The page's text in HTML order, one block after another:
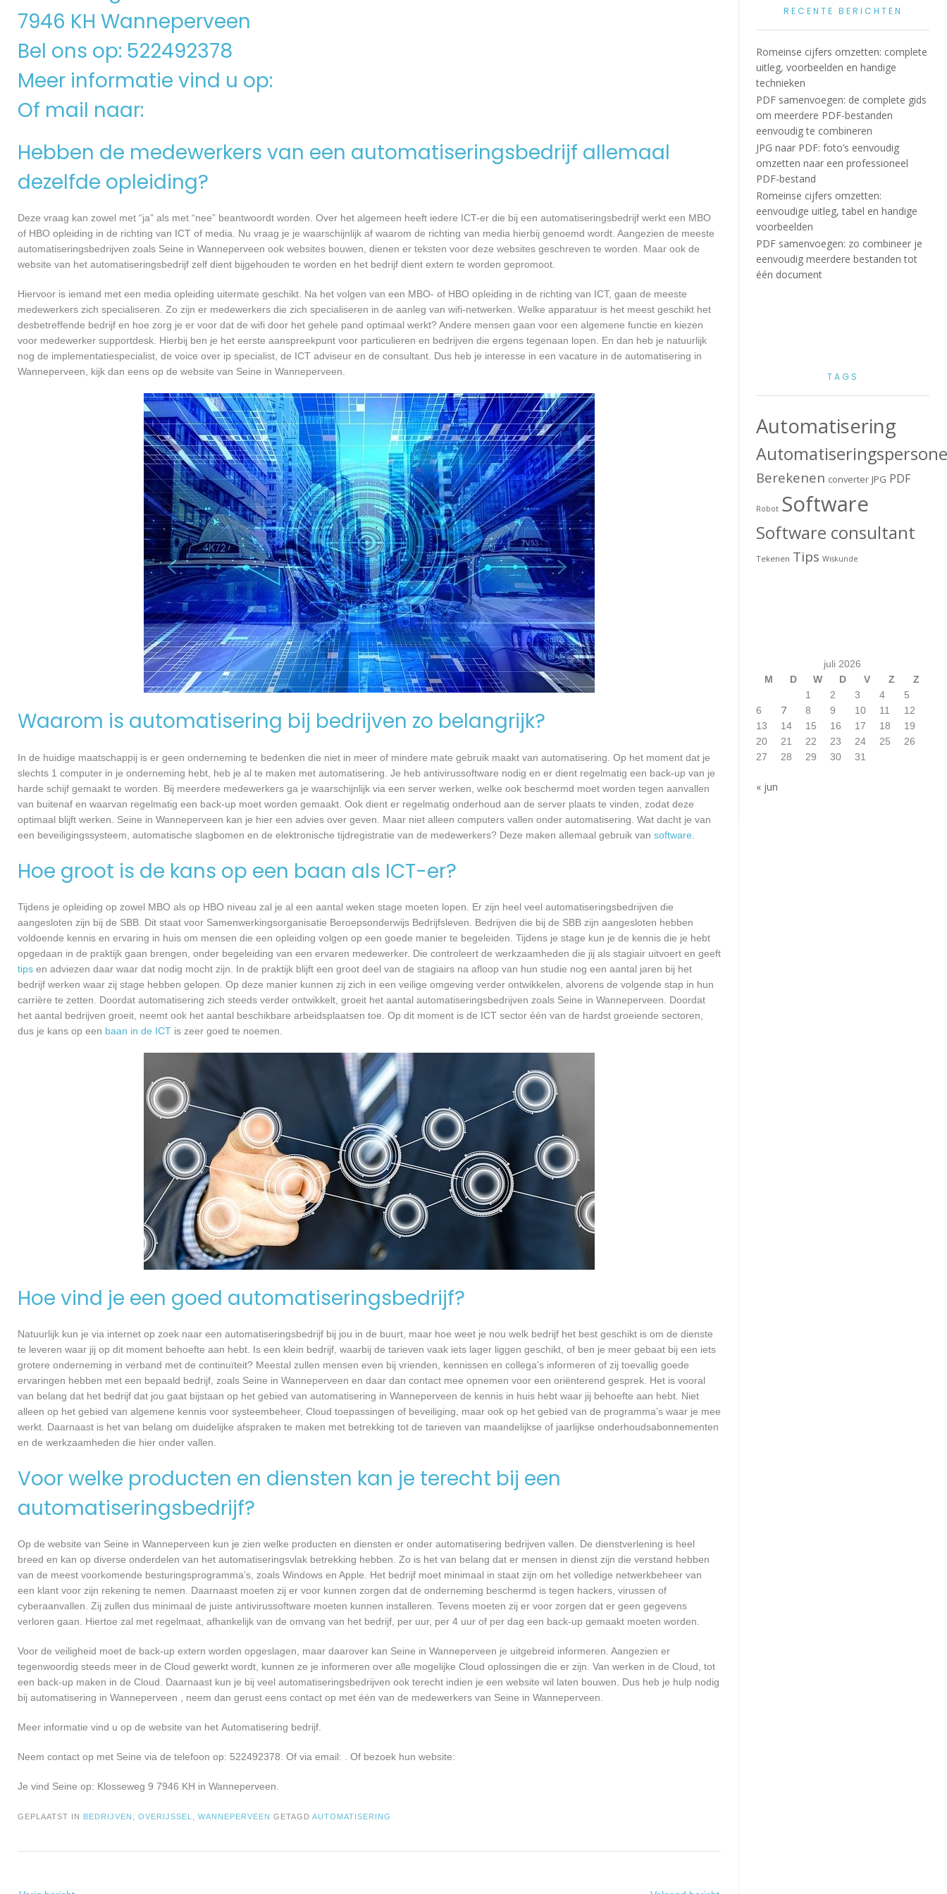
7946 KH Wanneperveen
Bel ons op: 522492378
Meer informatie vind u op:
Of mail naar:
Hebben de medewerkers van een automatiseringsbedrijf allemaal
dezelfde opleiding?
Deze vraag kan zowel met “ja” als met “nee” beantwoordt worden. Over het algemeen heeft iedere ICT-er die bij een automatiseringsbedrijf werkt een MBO
of HBO opleiding in de richting van ICT of media. Nu vraag je je waarschijnlijk af waarom de richting van media hierbij genoemd wordt. Aangezien de meeste
automatiseringsbedrijven zoals Seine in Wanneperveen ook websites bouwen, dienen er teksten voor deze websites geschreven te worden. Maar ook de
website van het automatiseringsbedrijf zelf dient bijgehouden te worden en het bedrijf dient extern te worden gepromoot.
Hiervoor is iemand met een media opleiding uitermate geschikt. Na het volgen van een MBO- of HBO opleiding in de richting van ICT, gaan de meeste
medewerkers zich specialiseren. Zo zijn er medewerkers die zich specialiseren in de aanleg van wifi-netwerken. Welke apparatuur is het meest geschikt het
desbetreffende bedrijf en hoe zorg je er voor dat de wifi door het gehele pand optimaal werkt? Andere mensen gaan voor een algemene functie en kiezen
voor medewerker supportdesk. Hierbij ben je het eerste aanspreekpunt voor particulieren en bedrijven die ergens tegenaan lopen. En dan heb je natuurlijk
nog de implementatiespecialist, de voice over ip specialist, de ICT adviseur en de consultant. Dus heb je interesse in een vacature in de automatisering in
Wanneperveen, kijk dan eens op de website van Seine in Wanneperveen.
Waarom is automatisering bij bedrijven zo belangrijk?
In de huidige maatschappij is er geen onderneming te bedenken die niet in meer of mindere mate gebruik maakt van automatisering. Op het moment dat je
slechts 1 computer in je onderneming hebt, heb je al te maken met automatisering. Je heb antivirussoftware nodig en er dient regelmatig een back-up van je
harde schijf gemaakt te worden. Bij meerdere medewerkers ga je waarschijnlijk via een server werken, welke ook beschermd moet worden tegen aanvallen
van buitenaf en waarvan regelmatig een back-up moet worden gemaakt. Ook dient er regelmatig onderhoud aan de server plaats te vinden, zodat deze
optimaal blijft werken. Seine in Wanneperveen kan je hier een advies over geven. Maar niet alleen computers vallen onder automatisering. Wat dacht je van
een beveiligingssysteem, automatische slagbomen en de elektronische tijdregistratie van de medewerkers? Deze maken allemaal gebruik van software
Hoe groot is de kans op een baan als ICT-er?
Tijdens je opleiding op zowel MBO als op HBO niveau zal je al een aantal weken stage moeten lopen. Er zijn heel veel automatiseringsbedrijven die
aangesloten zijn bij de SBB. Dit staat voor Samenwerkingsorganisatie Beroepsonderwijs Bedrijfsleven. Bedrijven die bij de SBB zijn aangesloten hebben
voldoende kennis en ervaring in huis om mensen die een opleiding volgen op een goede manier te begeleiden. Tijdens je stage kun je de kennis die je hebt
opgedaan in de praktijk gaan brengen, onder begeleiding van een ervaren medewerker. Die controleert de werkzaamheden die jij als stagiair uitvoert en geeft
tips en adviezen daar waar dat nodig mocht zijn. In de praktijk blijft een groot deel van de stagiairs na afloop van hun studie nog een aantal jaren bij het
bedrijf werken waar zij stage hebben gelopen. Op deze manier kunnen zij zich in een veilige omgeving verder ontwikkelen, alvorens de volgende stap in hun
carrière te zetten. Doordat automatisering zich steeds verder ontwikkelt, groeit het aantal automatiseringsbedrijven zoals Seine in Wanneperveen. Doordat
het aantal bedrijven groeit, neemt ook het aantal beschikbare arbeidsplaatsen toe. Op dit moment is de ICT sector één van de hardst groeiende sectoren,
dus je kans op een baan in de ICT is zeer goed te noemen.
Hoe vind je een goed automatiseringsbedrijf?
Natuurlijk kun je via internet op zoek naar een automatiseringsbedrijf bij jou in de buurt, maar hoe weet je nou welk bedrijf het best geschikt is om de dienste
te leveren waar jij op dit moment behoefte aan hebt. Is een klein bedrijf, waarbij de tarieven vaak iets lager liggen geschikt, of ben je meer gebaat bij een iets
grotere onderneming in verband met de continuïteit? Meestal zullen mensen even bij vrienden, kennissen en collega’s informeren of zij toevallig goede
ervaringen hebben met een bepaald bedrijf, zoals Seine in Wanneperveen en daar dan contact mee opnemen voor een oriënterend gesprek. Het is vooral
van belang dat het bedrijf dat jou gaat bijstaan op het gebied van automatisering in Wanneperveen de kennis in huis hebt waar jij behoefte aan hebt. Niet
alleen op het gebied van algemene kennis voor systeembeheer, Cloud toepassingen of beveiliging, maar ook op het gebied van de programma’s waar je mee
werkt. Daarnaast is het van belang om duidelijke afspraken te maken met betrekking tot de tarieven van maandelijkse of jaarlijkse onderhoudsabonnementen
en de werkzaamheden die hier onder vallen.
Voor welke producten en diensten kan je terecht bij een
automatiseringsbedrijf?
Op de website van Seine in Wanneperveen kun je zien welke producten en diensten er onder automatisering bedrijven vallen. De dienstverlening is heel
breed en kan op diverse onderdelen van het automatiseringsvlak betrekking hebben. Zo is het van belang dat er mensen in dienst zijn die verstand hebben
van de meest voorkomende besturingsprogramma’s, zoals Windows en Apple. Het bedrijf moet minimaal in staat zijn om het volledige netwerkbeheer van
een klant voor zijn rekening te nemen. Daarnaast moeten zij er voor kunnen zorgen dat de onderneming beschermd is tegen hackers, virussen of
cyberaanvallen. Zij zullen dus minimaal de juiste antivirussoftware moeten kunnen installeren. Tevens moeten zij er voor zorgen dat er geen gegevens
verloren gaan. Hiertoe zal met regelmaat, afhankelijk van de omvang van het bedrijf, per uur, per 4 uur of per dag een back-up gemaakt moeten worden.
Voor de veiligheid moet de back-up extern worden opgeslagen, maar daarover kan Seine in Wanneperveen je uitgebreid informeren. Aangezien er
tegenwoordig steeds meer in de Cloud gewerkt wordt, kunnen ze je informeren over alle mogelijke Cloud oplossingen die er zijn. Van werken in de Cloud, tot
een back-up maken in de Cloud. Daarnaast kun je bij veel automatiseringsbedrijven ook terecht indien je een website wil laten bouwen. Dus heb je hulp nodig
bij automatisering in Wanneperveen , neem dan gerust eens contact op met één van de medewerkers van Seine in Wanneperveen.
Meer informatie vind u op de website van het Automatisering bedrijf.
Neem contact op met Seine via de telefoon op: 522492378. Of via email: . Of bezoek hun website:
Je vind Seine op: Klosseweg 9 7946 KH in Wanneperveen.
GEPLAATST IN BEDRIJVEN OVERIJSSEL WANNEPERVEEN GETAGD AUTOMATISERING
RECENTE BERICHTEN
Romeinse cijfers omzetten: complete
uitleg, voorbeelden en handige
technieken
PDF samenvoegen: de complete gids
om meerdere PDF-bestanden
eenvoudig te combineren
JPG naar PDF: foto’s eenvoudig
omzetten naar een professioneel
PDF-bestand
Romeinse cijfers omzetten:
eenvoudige uitleg, tabel en handige
voorbeelden
PDF samenvoegen: zo combineer je
eenvoudig meerdere bestanden tot
één document
TAGS
Automatisering
Berekenen converter JPG PDF
Robot Software
Software consultant
Tekenen Tips Wiskunde
juli 2026
M
D W D V Z
Z
1
2 3 4
5
6
7 8 9 10 11
12
13
14 15 16 17 18
19
20
21 22 23 24 25
26
27
28 29 30 31
« jun